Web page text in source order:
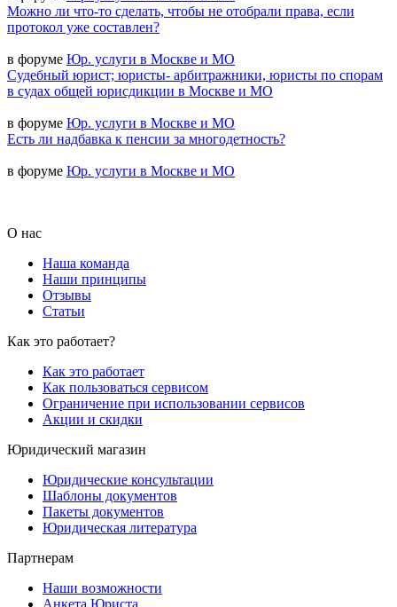
Можно ли что-то сделать, чтобы не отобрали права, если
протокол уже составлен?
в форуме Юр. услуги в Москве и МО
Судебный юрист; юристы- арбитражники, юристы по спорам
в судах общей юрисдикции в Москве и МО
в форуме Юр. услуги в Москве и МО
Есть ли надбавка к пенсии за многодетность?
в форуме Юр. услуги в Москве и МО
О нас
Наша команда
Наши принципы
Отзывы
Статьи
Как это работает?
Как это работает
Как пользоваться сервисом
Ограничение при использовании сервисов
Акции и скидки
Юридический магазин
Юридические консультации
Шаблоны документов
Пакеты документов
Юридическая литература
Партнерам
Наши возможности
Анкета Юриста